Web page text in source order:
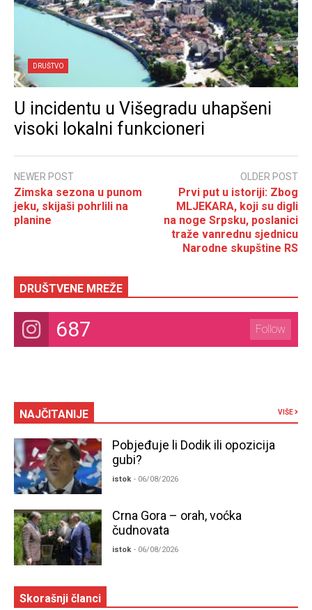
DRUŠTVO
U incidentu u Višegradu uhapšeni
visoki lokalni funkcioneri
NEWER POST
Zimska sezona u punom
jeku, skijaši pohrlili na
planine
OLDER POST
Prvi put u istoriji: Zbog
MLJEKARA, koji su digli
na noge Srpsku, poslanici
traže vanrednu sjednicu
Narodne skupštine RS
DRUŠTVENE MREŽE
687 Follow
NAJČITANIJE VIŠE
Pobjeđuje li Dodik ili opozicija
gubi?
istok - 06/08/2026
Crna Gora – orah, voćka
čudnovata
istok - 06/08/2026
Skorašnji članci